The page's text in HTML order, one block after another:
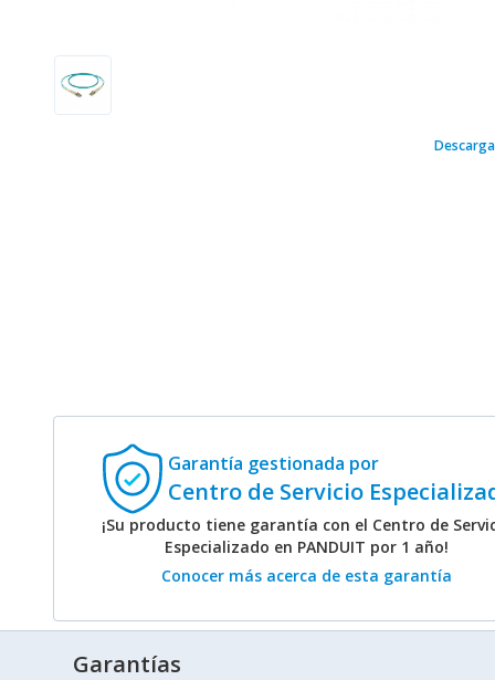
Garantía gestionada por
Centro de Servicio
¡Su producto tiene garantía con el Centro de
Especializado en PANDUIT por 1 año!
Conocer más acerca de esta garantía
Garantías